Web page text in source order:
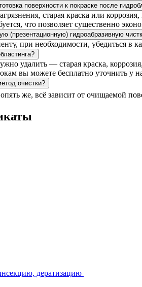
поверхности к покраске после
старая краска или
что позволяет существенно
(презентационную) гидроабразивную
при необходимости, убедиться в
удалить — старая краска,
вы можете бесплатно уточнить у
очистки?
же, всё зависит от очищаемой
дератизацию